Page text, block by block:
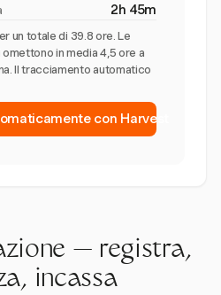
2h 45m
un totale di 39.8 ore. Le
in media 4,5 ore a
Il tracciamento automatico
con Harvest
— registra,
incassa